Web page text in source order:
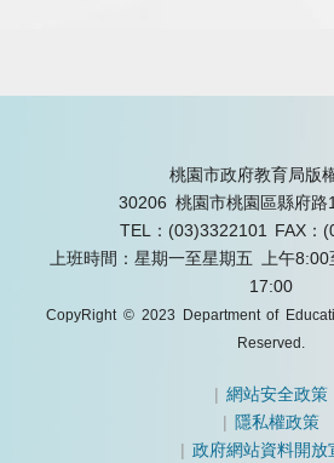
桃園市政府教育局版
30206 桃園市桃園區縣府
TEL：(03)3322101
FAX：
上班時間：星期一至星期五 上午
17:00
CopyRight © 2023 Department of
Reserved.
|網站安全政策
| 隱私權政策
|政府網站資料開放